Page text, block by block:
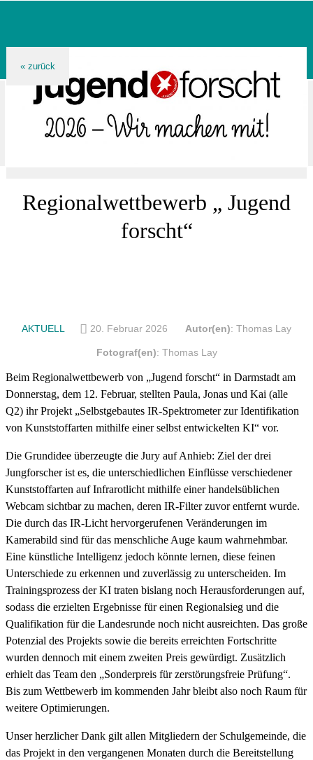
Regionalwettbewerb „ Jugend
forscht“
AKTUELL 20. Februar 2026 Autor(en): Thomas Lay
Fotograf(en): Thomas Lay
Beim Regionalwettbewerb von „Jugend forscht“ in Darmstadt am
Donnerstag, dem 12. Februar, stellten Paula, Jonas und Kai (alle
Q2) ihr Projekt „Selbstgebautes IR-Spektrometer zur Identifikation
von Kunststoffarten mithilfe einer selbst entwickelten KI“ vor.
Die Grundidee überzeugte die Jury auf Anhieb: Ziel der drei
Jungforscher ist es, die unterschiedlichen Einflüsse verschiedener
Kunststoffarten auf Infrarotlicht mithilfe einer handelsüblichen
Webcam sichtbar zu machen, deren IR-Filter zuvor entfernt wurde.
Die durch das IR-Licht hervorgerufenen Veränderungen im
Kamerabild sind für das menschliche Auge kaum wahrnehmbar.
Eine künstliche Intelligenz jedoch könnte lernen, diese feinen
Unterschiede zu erkennen und zuverlässig zu unterscheiden. Im
Trainingsprozess der KI traten bislang noch Herausforderungen auf,
sodass die erzielten Ergebnisse für einen Regionalsieg und die
Qualifikation für die Landesrunde noch nicht ausreichten. Das große
Potenzial des Projekts sowie die bereits erreichten Fortschritte
wurden dennoch mit einem zweiten Preis gewürdigt. Zusätzlich
erhielt das Team den „Sonderpreis für zerstörungsfreie Prüfung“.
Bis zum Wettbewerb im kommenden Jahr bleibt also noch Raum für
weitere Optimierungen.
Unser herzlicher Dank gilt allen Mitgliedern der Schulgemeinde, die
das Projekt in den vergangenen Monaten durch die Bereitstellung